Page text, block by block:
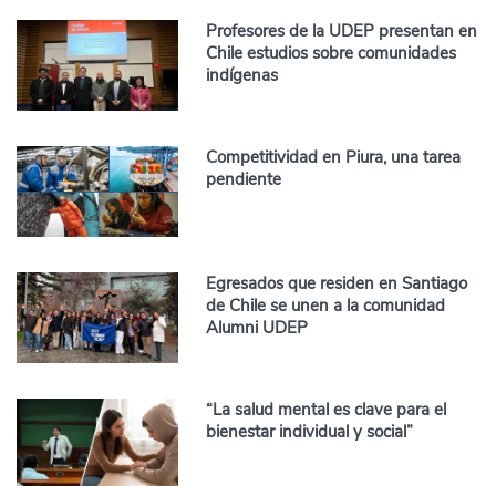
Profesores de la UDEP presentan en
Chile estudios sobre comunidades
indígenas
Competitividad en Piura, una tarea
pendiente
Egresados que residen en Santiago
de Chile se unen a la comunidad
Alumni UDEP
“La salud mental es clave para el
bienestar individual y social”